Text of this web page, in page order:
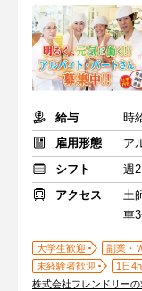
給与
時
雇用形態
ア
シフト
週
アクセス
土
車
大学生歓迎 副業・
未経験者歓迎
1日
株式会社フレンドリー